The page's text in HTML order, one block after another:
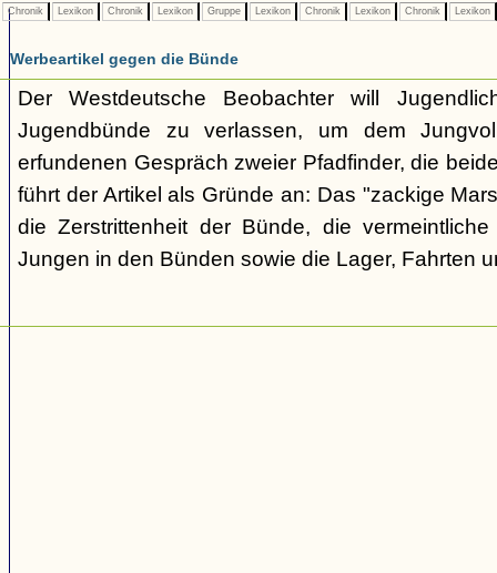
Chronik Lexikon Chronik Lexikon Gruppe Lexikon Chronik Lexikon Chronik Lexikon
Werbeartikel gegen die Bünde
Der Westdeutsche Beobachter will
Jugendbünde zu verlassen, um dem
erfundenen Gespräch zweier Pfadfinder, die
führt der Artikel als Gründe an: Das "zackige
die Zerstrittenheit der Bünde, die
Jungen in den Bünden sowie die Lager, Fahrten